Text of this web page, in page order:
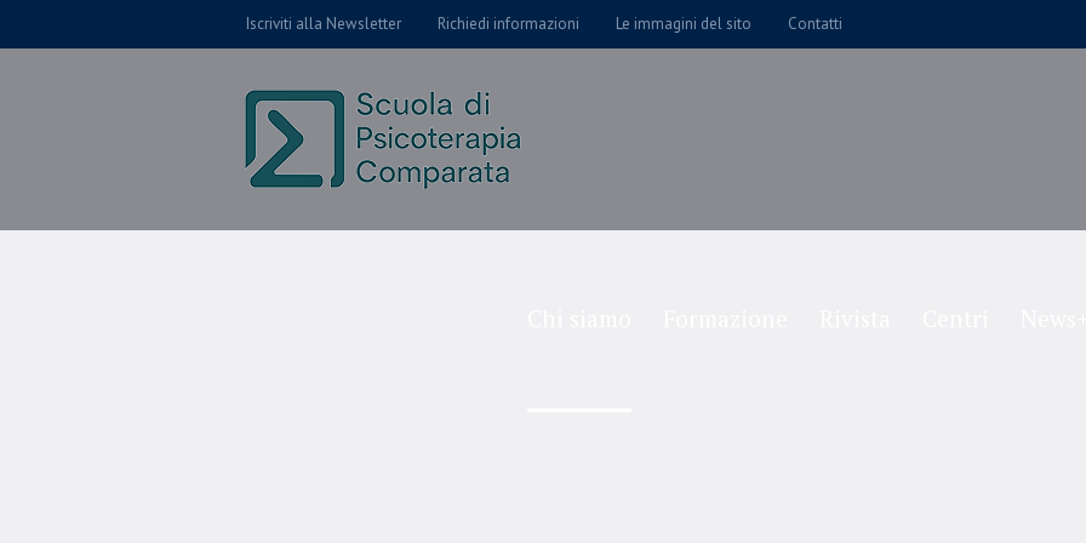
Iscriviti alla Newsletter Richiedi informazioni Le immagini del sito Contatti